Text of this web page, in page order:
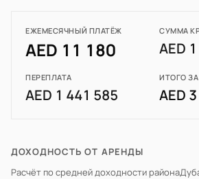
ЕЖЕМЕСЯЧНЫЙ ПЛАТЁЖ
AED 11 180
СУММА
AED
ПЕРЕПЛАТА
AED 1 441 585
ИТОГО
AED
ДОХОДНОСТЬ ОТ АРЕНДЫ
Расчёт по средней доходности района